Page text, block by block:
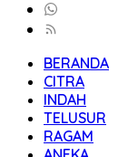
BERANDA
CITRA
INDAH
TELUSUR
RAGAM